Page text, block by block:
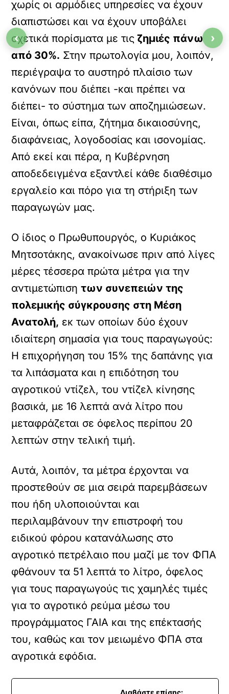
χωρίς οι αρμόδιες υπηρεσίες να έχουν
διαπιστώσει και να έχουν υποβάλει
σχετικά πορίσματα με τις ζημιές πάνω
από 30%. Στην πρωτολογία μου, λοιπόν,
περιέγραψα το αυστηρό πλαίσιο των
κανόνων που διέπει -και πρέπει να
διέπει- το σύστημα των αποζημιώσεων.
Είναι, όπως είπα, ζήτημα δικαιοσύνης,
διαφάνειας, λογοδοσίας και ισονομίας.
Από εκεί και πέρα, η Κυβέρνηση
αποδεδειγμένα εξαντλεί κάθε διαθέσιμο
εργαλείο και πόρο για τη στήριξη των
παραγωγών μας.
Ο ίδιος ο Πρωθυπουργός, ο Κυριάκος
Μητσοτάκης, ανακοίνωσε πριν από λίγες
μέρες τέσσερα πρώτα μέτρα για την
αντιμετώπισητων συνεπειών της
πολεμικής σύγκρουσης στη Μέση
Ανατολή, εκ των οποίων δύο έχουν
ιδιαίτερη σημασία για τους παραγωγούς:
Η επιχορήγηση του 15% της δαπάνης για
τα λιπάσματα και η επιδότηση του
αγροτικού ντίζελ, του ντίζελ κίνησης
βασικά, με 16 λεπτά ανά λίτρο που
μεταφράζεται σε όφελος περίπου 20
λεπτών στην τελική τιμή.
Αυτά, λοιπόν, τα μέτρα έρχονται να
προστεθούν σε μια σειρά παρεμβάσεων
που ήδη υλοποιούνται και
περιλαμβάνουν την επιστροφή του
ειδικού φόρου κατανάλωσης στο
αγροτικό πετρέλαιο που μαζί με τον ΦΠΑ
φθάνουν τα 51 λεπτά το λίτρο, όφελος
για τους παραγωγούς τις χαμηλές τιμές
για το αγροτικό ρεύμα μέσω του
προγράμματος ΓΑΙΑ και της επέκτασής
του, καθώς και τον μειωμένο ΦΠΑ στα
αγροτικά εφόδια.
Διαβάστε επίσης:
‹ ›